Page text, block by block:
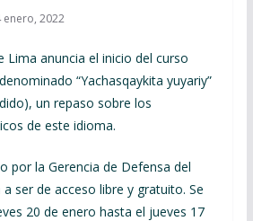
enero, 2022
Lima anuncia el inicio del curso
“Yachasqaykita yuyariy”
un repaso sobre los
de este idioma.
por la Gerencia de Defensa del
ser de acceso libre y gratuito. Se
20 de enero hasta el jueves 17